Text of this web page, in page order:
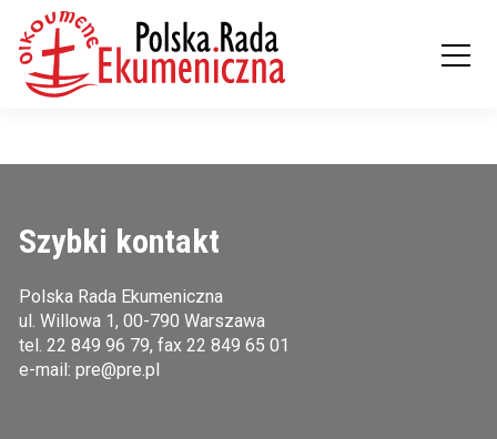
Szybki kontakt
Polska Rada Ekumeniczna
ul. Willowa 1, 00-790 Warszawa
tel. 22 849 96 79, fax 22 849 65 01
e-mail: pre@pre.pl